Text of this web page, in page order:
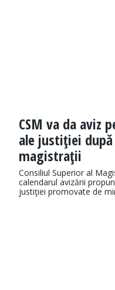
CSM va da aviz
ale justiţiei
magistraţii
Consiliul Superior al
calendarul avizării
justiţiei promovate de